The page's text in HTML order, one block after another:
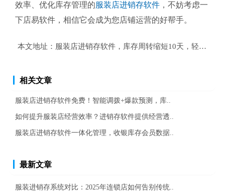
效率、优化库存管理的服装店进销存软件 ，不妨考虑一
下店易软件，相信它会成为您店铺运营的好帮手。
本文地址： 服装店进销存软件，库存周转缩短10天，轻松应对
相关文章
服装店进销存软件免费！智能调拨+爆款预测，库..
如何提升服装店经营效率？进销存软件提供经营透..
服装店进销存软件一体化管理，收银库存会员数据..
最新文章
服装进销存系统对比：2025年连锁店如何告别传统..